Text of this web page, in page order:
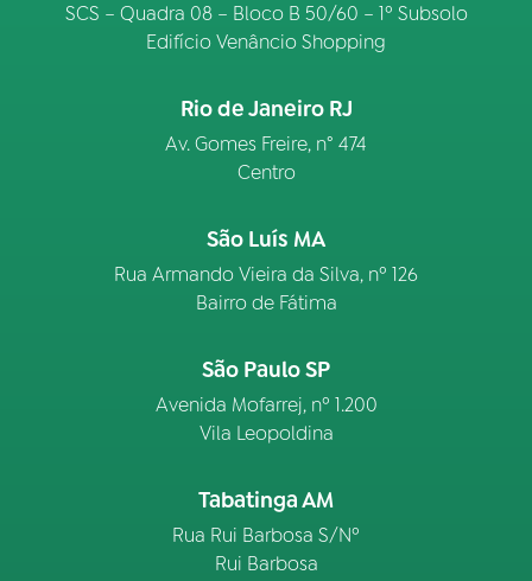
SCS – Quadra 08 – Bloco B 50/60 – 1º Subsolo
Edifício Venâncio Shopping
Rio de Janeiro RJ
Av. Gomes Freire, n° 474
Centro
São Luís MA
Rua Armando Vieira da Silva, nº 126
Bairro de Fátima
São Paulo SP
Avenida Mofarrej, nº 1.200
Vila Leopoldina
Tabatinga AM
Rua Rui Barbosa S/Nº
Rui Barbosa